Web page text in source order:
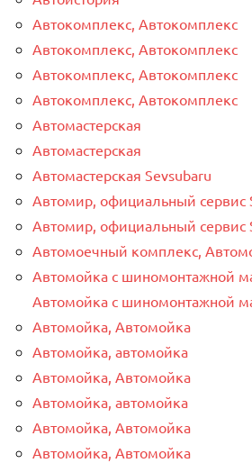
Автокомплекс, Автокомплекс
Автокомплекс, Автокомплекс
Автокомплекс, Автокомплекс
Автокомплекс, Автокомплекс
Автомастерская
Автомастерская
Автомастерская Sevsubaru
Автомир, официальный сервис
Автомир, официальный сервис
Автомоечный комплекс,
Автомойка с шиномонтажной
Автомойка с шиномонтажной
Автомойка, Автомойка
Автомойка, автомойка
Автомойка, Автомойка
Автомойка, автомойка
Автомойка, Автомойка
Автомойка, Автомойка